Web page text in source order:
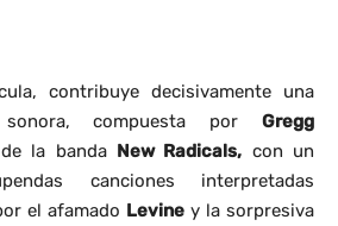
contribuye decisivamente una
sonora, compuesta por Gregg
la banda New Radicals, con un
canciones interpretadas
el afamado Levine y la sorpresiva